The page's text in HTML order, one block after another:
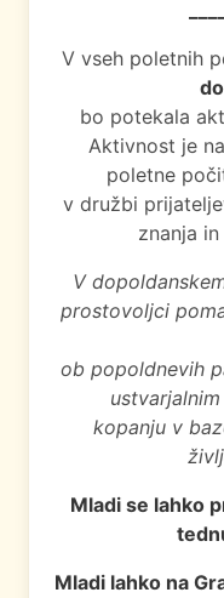
V vseh poletnih
bo potekala
Aktivnost je
poletne
v družbi
znanja
V
prostovoljci
ob popoldnevih
kopanju v
Mladi se lahko
Mladi lahko na